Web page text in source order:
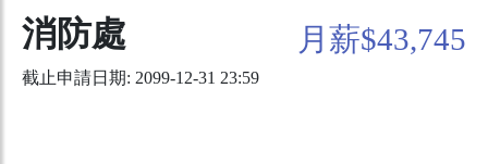
消防處
截止申請日期: 2099-12-31 23:59
月薪$43,745